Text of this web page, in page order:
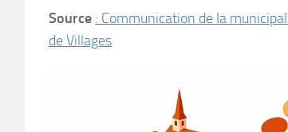
Source : Communication de la
de Villages